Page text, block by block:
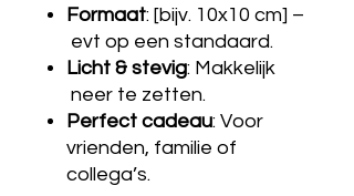
Formaat: [bijv. 10x10 cm] –
evt op een standaard.
Licht & stevig: Makkelijk
neer te zetten.
Perfect cadeau: Voor
vrienden, familie of
collega’s.